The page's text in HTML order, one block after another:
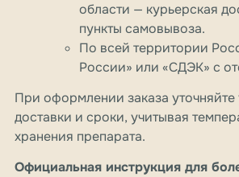
области — курьерская
пункты самовывоза.
По всей территории
России» или «СДЭК» с
При оформлении заказа
доставки и сроки, учитывая
хранения препарата.
Официальная инструкция для